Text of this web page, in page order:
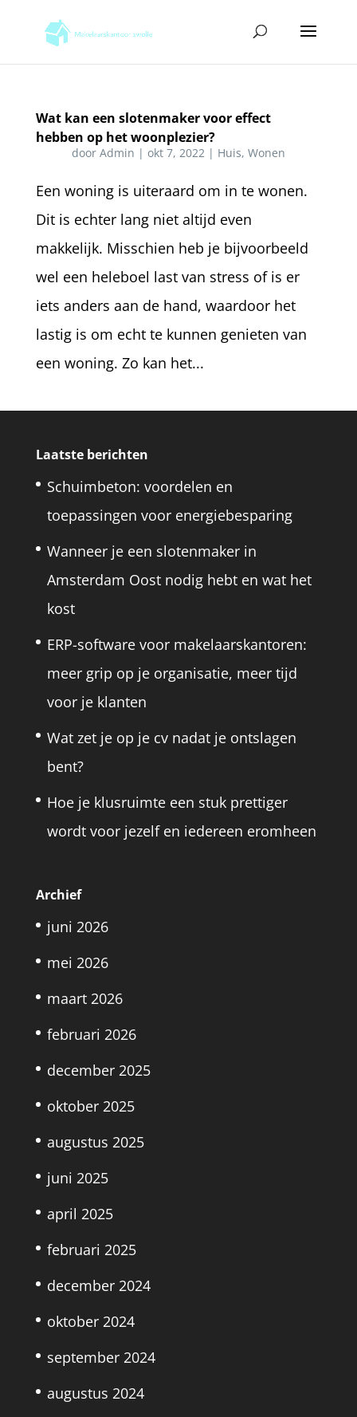
Wat kan een slotenmaker voor effect
hebben op het woonplezier?
door Admin | okt 7, 2022| Huis, Wonen
Een woning is uiteraard om in te wonen.
Dit is echter lang niet altijd even
makkelijk. Misschien heb je bijvoorbeeld
wel een heleboel last van stress of is er
iets anders aan de hand, waardoor het
lastig is om echt te kunnen genieten van
een woning. Zo kan het...
Laatste berichten
Schuimbeton: voordelen en
toepassingen voor energiebesparing
Wanneer je een slotenmaker in
Amsterdam Oost nodig hebt en wat het
kost
ERP-software voor makelaarskantoren:
meer grip op je organisatie, meer tijd
voor je klanten
Wat zet je op je cv nadat je ontslagen
bent?
Hoe je klusruimte een stuk prettiger
wordt voor jezelf en iedereen eromheen
Archief
juni 2026
mei 2026
maart 2026
februari 2026
december 2025
oktober 2025
augustus 2025
juni 2025
april 2025
februari 2025
december 2024
oktober 2024
september 2024
augustus 2024